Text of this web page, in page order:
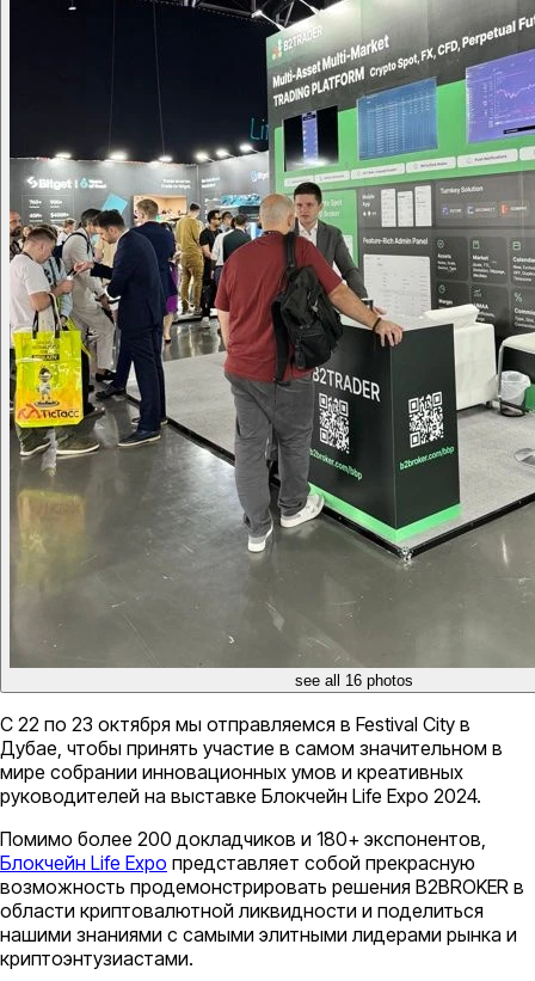
see all 16 photos
С 22 по 23 октября мы отправляемся в Festival City в
Дубае, чтобы принять участие в самом значительном в
мире собрании инновационных умов и креативных
руководителей на выставке Блокчейн Life Expo 2024.
Помимо более 200 докладчиков и 180+ экспонентов,
Блокчейн Life Expo представляет собой прекрасную
возможность продемонстрировать решения B2BROKER в
области криптовалютной ликвидности и поделиться
нашими знаниями с самыми элитными лидерами рынка и
криптоэнтузиастами.